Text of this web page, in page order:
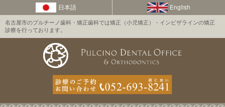
名古屋市のプルチーノ歯科・矯正歯科では矯正（小児矯正）・インビザラインの矯正
診療を行っております。